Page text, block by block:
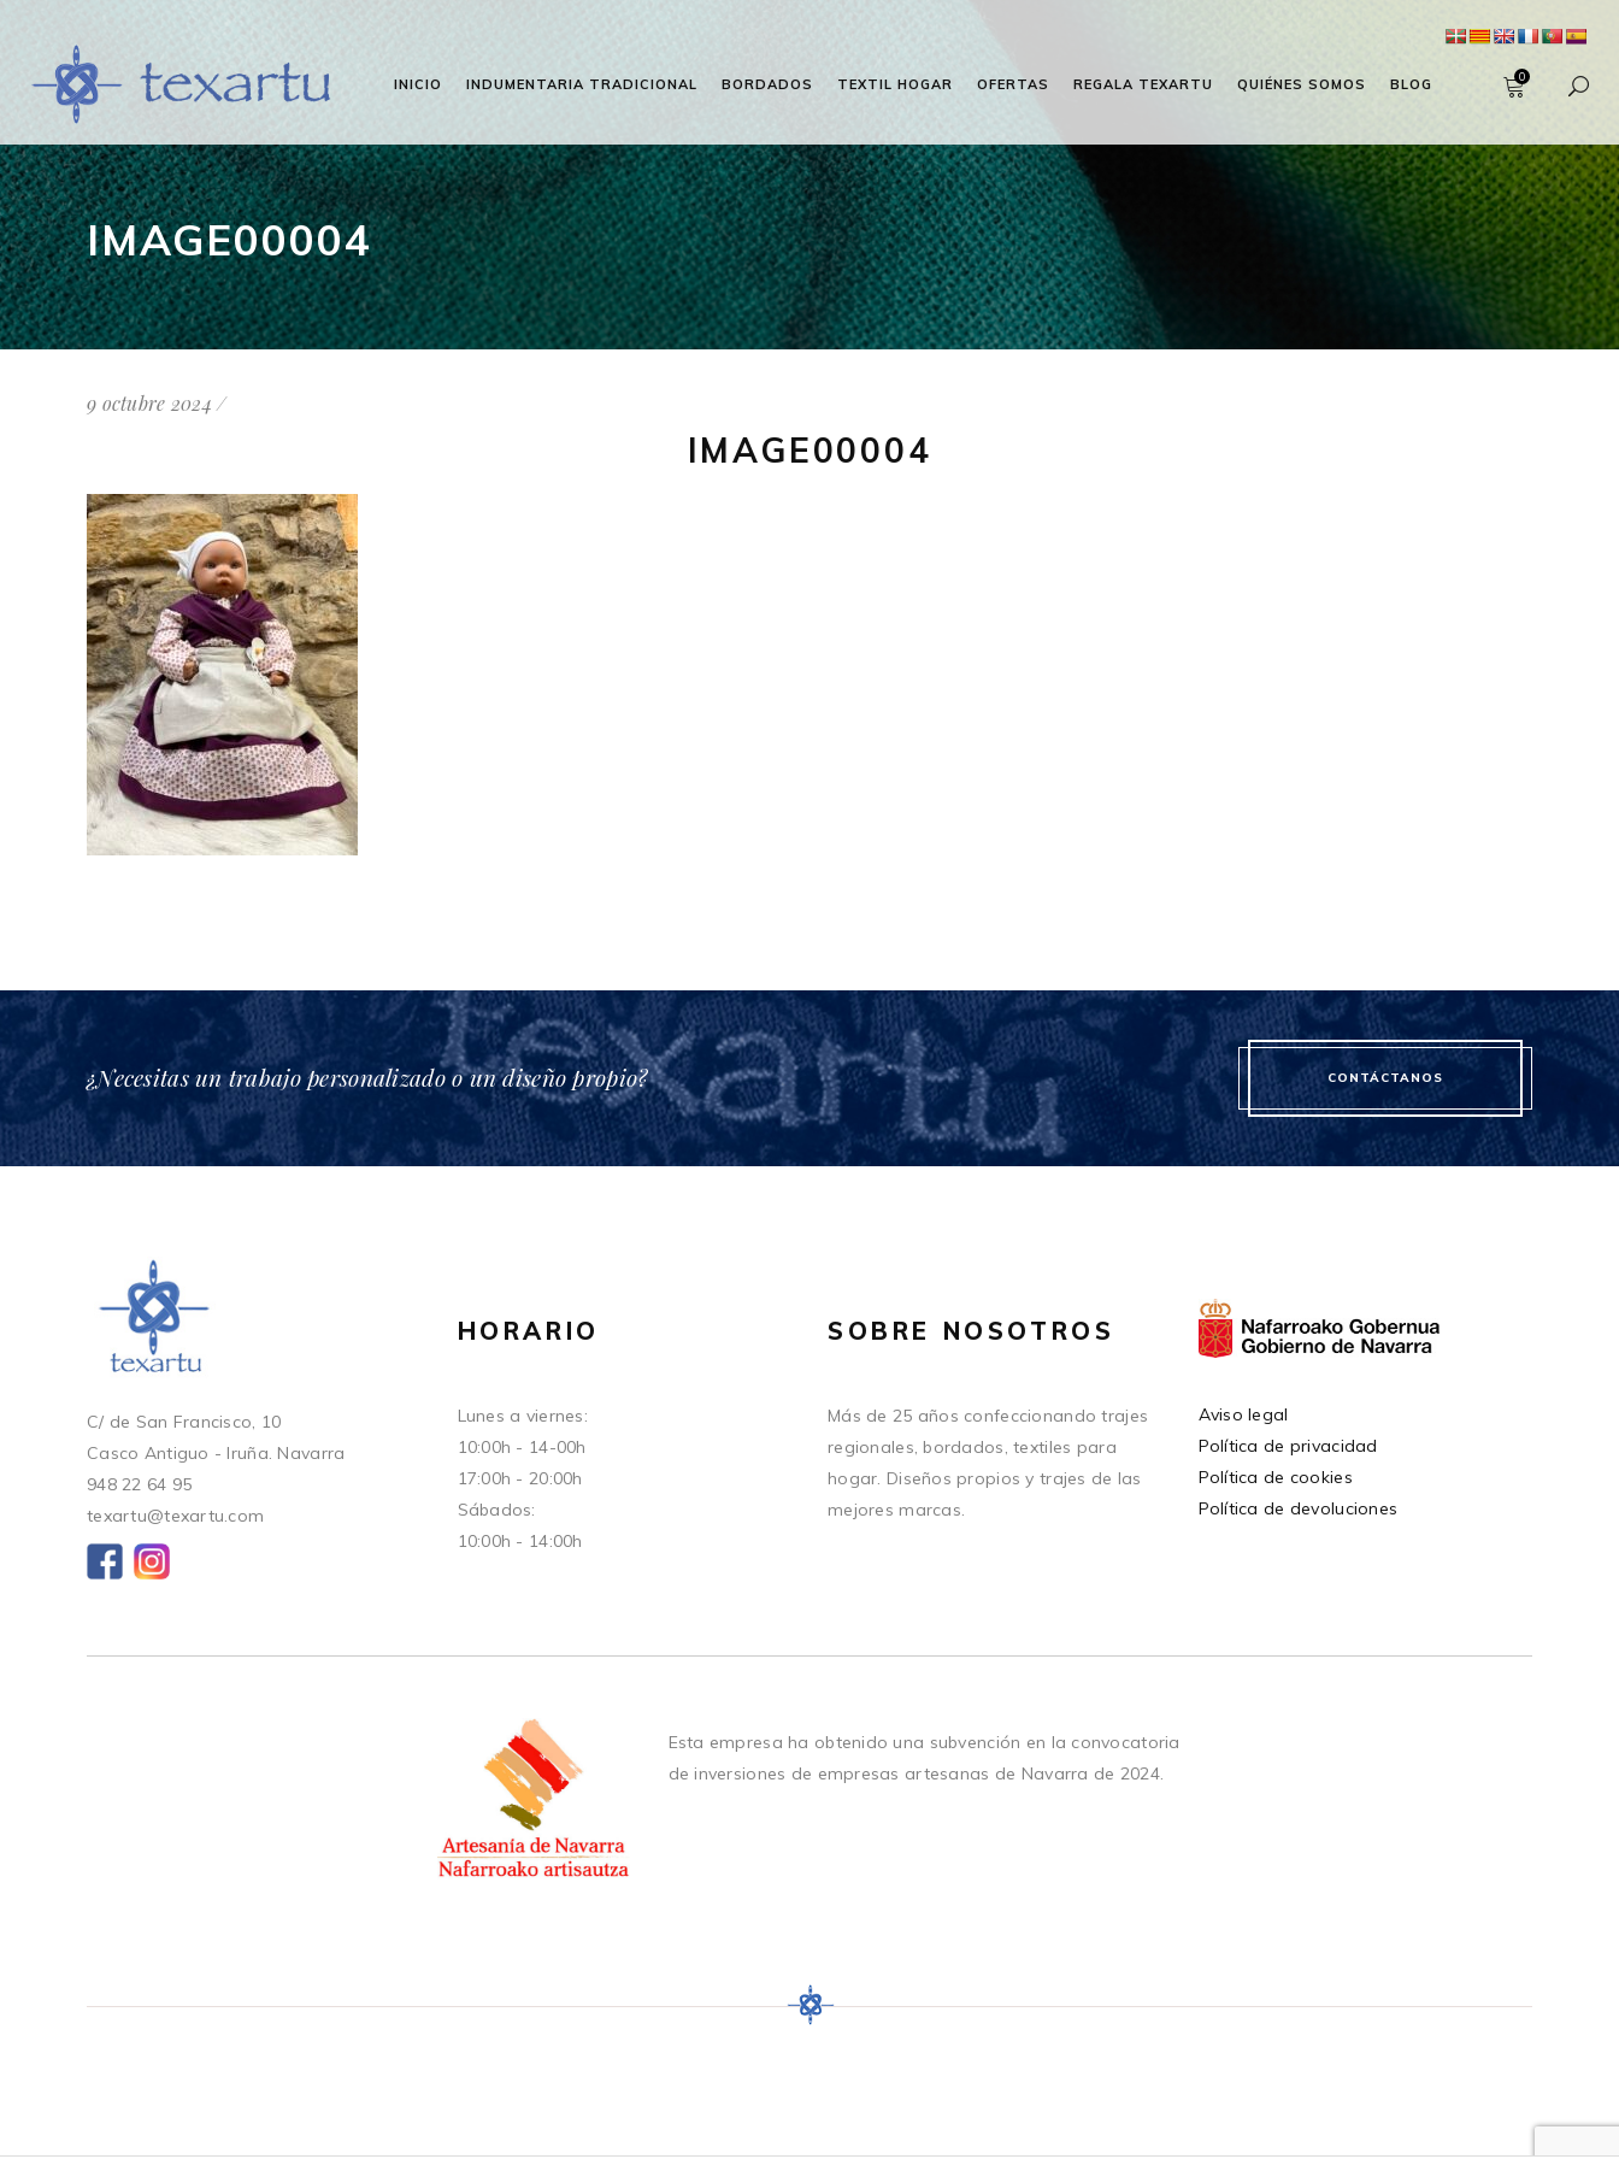
INICIO INDUMENTARIA TRADICIONAL BORDADOS TEXTIL HOGAR OFERTAS REGALA TEXARTU QUIÉNES SOMOS BLOG 0
IMAGE00004
9 octubre 2024
IMAGE00004
¿Necesitas un trabajo personalizado o un diseño propio? CONTÁCTANOS
C/ de San Francisco, 10
Casco Antiguo - Iruña. Navarra
948 22 64 95
texartu@texartu.com
HORARIO
Lunes a viernes:
10:00h - 14-00h
17:00h - 20:00h
Sábados:
10:00h - 14:00h
SOBRE NOSOTROS
Más de 25 años confeccionando trajes
regionales, bordados, textiles para
hogar. Diseños propios y trajes de las
mejores marcas.
Aviso legal
Política de privacidad
Política de cookies
Política de devoluciones
Esta empresa ha obtenido una subvención en la convocatoria
de inversiones de empresas artesanas de Navarra de 2024.